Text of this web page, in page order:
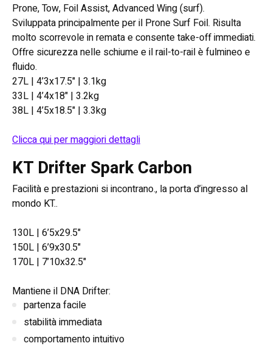
Prone, Tow, Foil Assist, Advanced Wing (surf).
Sviluppata principalmente per il Prone Surf Foil. Risulta
molto scorrevole in remata e consente take-off immediati.
Offre sicurezza nelle schiume e il rail-to-rail è fulmineo e
fluido.
27L | 4’3x17.5" | 3.1kg
33L | 4’4x18" | 3.2kg
38L | 4’5x18.5" | 3.3kg
Clicca qui per maggiori dettagli
KT Drifter Spark Carbon
Facilità e prestazioni si incontrano., la porta d’ingresso al
mondo KT..
130L | 6’5x29.5"
150L | 6’9x30.5"
170L | 7’10x32.5"
Mantiene il DNA Drifter:
partenza facile
stabilità immediata
comportamento intuitivo